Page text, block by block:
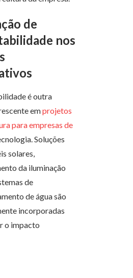
de
nos
é outra
emprojetos
para empresas de
Soluções
solares,
da iluminação
de
de água são
incorporadas
o impacto